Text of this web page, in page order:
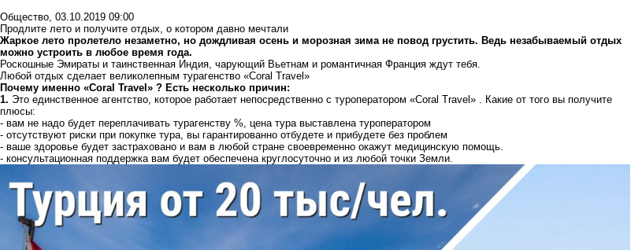
Общество, 03.10.2019 09:00
Продлите лето и получите отдых, о котором давно мечтали
Жаркое лето пролетело незаметно, но дождливая осень и морозная зима не повод грустить. Ведь незабываемый отдых
можно устроить в любое время года.
Роскошные Эмираты и таинственная Индия, чарующий Вьетнам и романтичная Франция ждут тебя.
Любой отдых сделает великолепным турагенство «Coral Travel»
Почему именно «Coral Travel» ? Есть несколько причин:
1. Это единственное агентство, которое работает непосредственно с туроператором «Coral Travel» . Какие от того вы получите
плюсы:
- вам не надо будет переплачивать турагенству %, цена тура выставлена туроператором
- отсутствуют риски при покупке тура, вы гарантированно отбудете и прибудете без проблем
- ваше здоровье будет застраховано и вам в любой стране своевременно окажут медицинскую помощь.
- консультационная поддержка вам будет обеспечена круглосуточно и из любой точки Земли.